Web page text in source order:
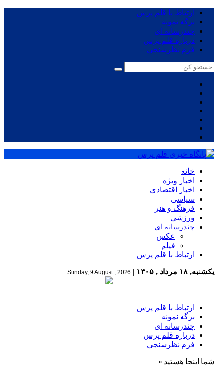
ارتباط با قلم پرس
برگه نمونه
چندرسانه ای
درباره قلم پرس
فرم نظرسنجی
خانه
اخبار ویژه
اخبار اقتصادی
سیاسی
فرهنگ و هنر
ورزشی
چندرسانه ای
عکس
فیلم
ارتباط با قلم پرس
یکشنبه, ۱۸ مرداد , ۱۴۰۵ |
Sunday, 9 August , 2026
ارتباط با قلم پرس
برگه نمونه
چندرسانه ای
درباره قلم پرس
فرم نظرسنجی
شما اینجا هستید »